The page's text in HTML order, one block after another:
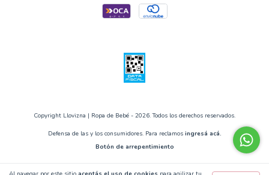
Copyright Llovizna | Ropa de Bebé - 2026. Todos los derechos reservados.
Defensa de las y los consumidores. Para reclamos ingresá acá.
Botón de arrepentimiento